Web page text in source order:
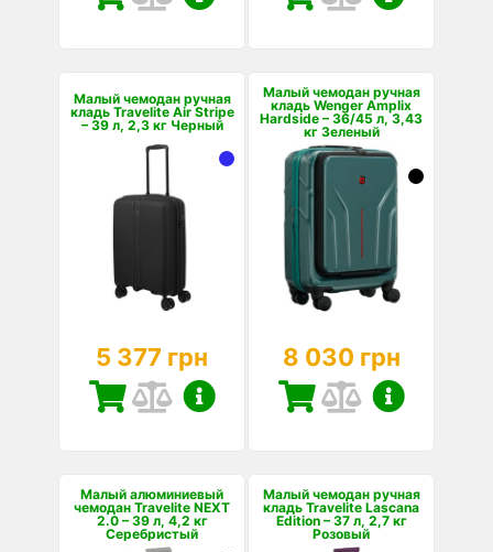
Малый чемодан ручная
кладь Travelite Air Stripe
– 39 л, 2,3 кг Черный
5 377 грн
Малый чемодан ручная
кладь Wenger Amplix
Hardside – 36/45 л, 3,43
кг Зеленый
8 030 грн
Малый алюминиевый
чемодан Travelite NEXT
2.0 – 39 л, 4,2 кг
Серебристый
Малый чемодан ручная
кладь Travelite Lascana
Edition – 37 л, 2,7 кг
Розовый